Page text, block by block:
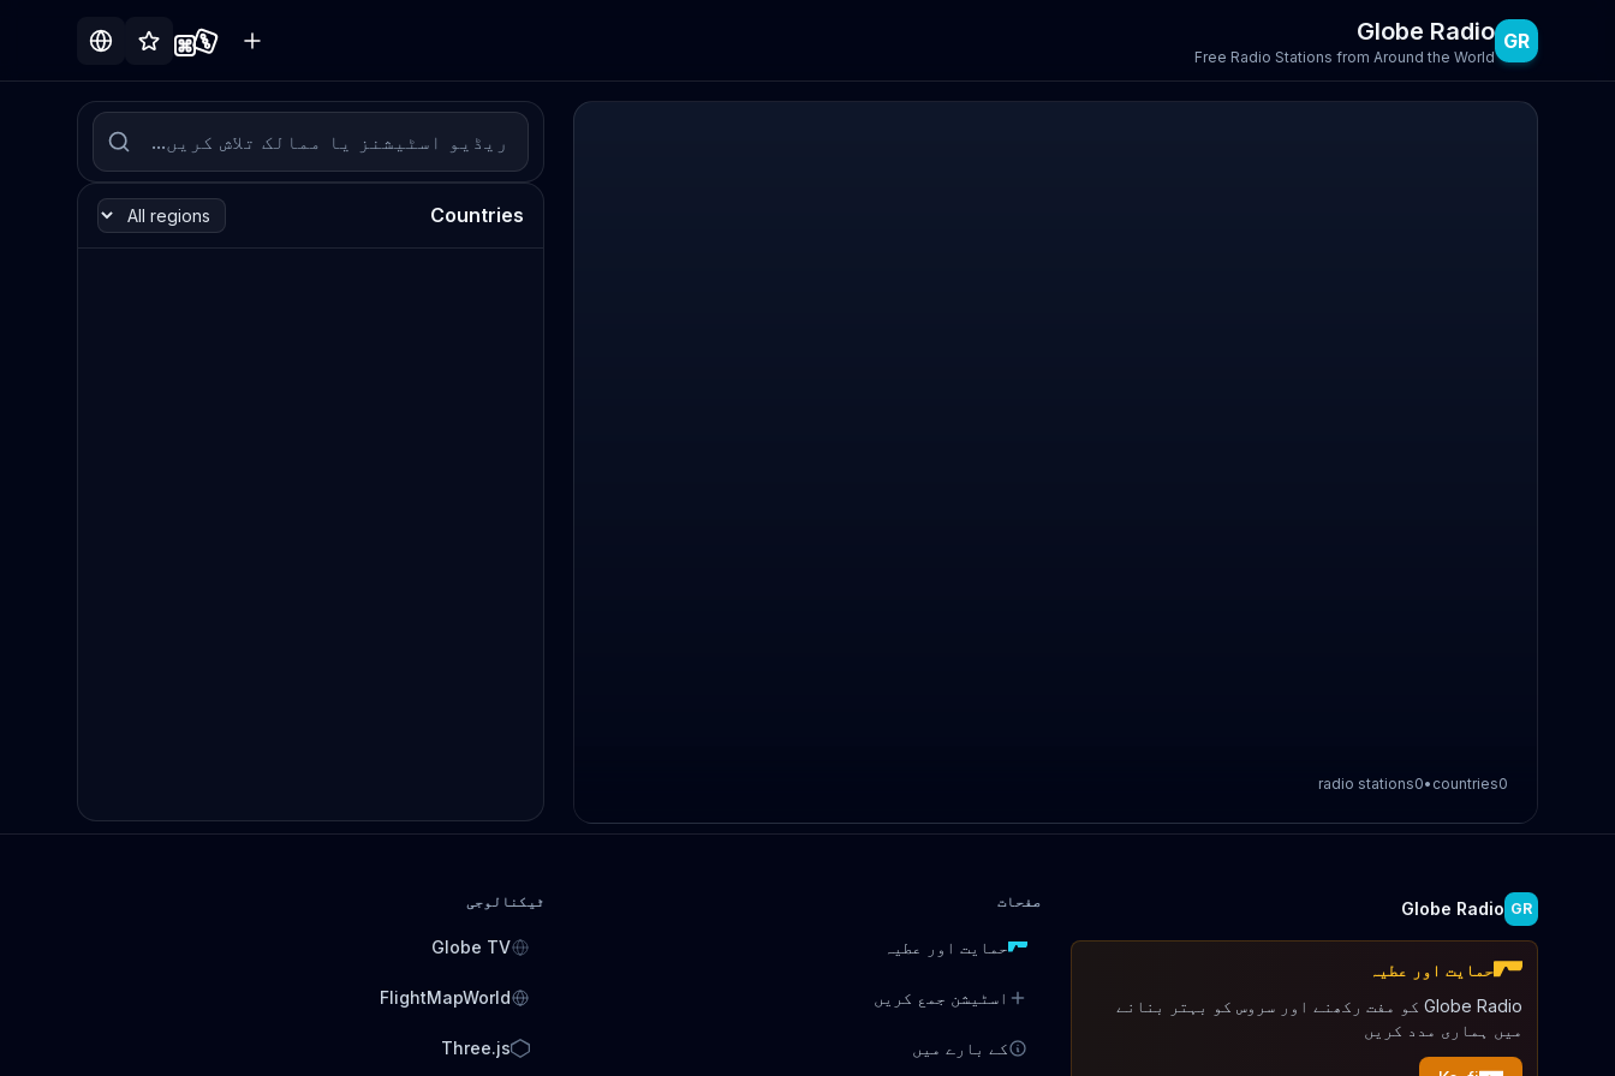
GR
Globe Radio
Free Radio Stations from Around the World
0
countries
•
0
radio stations
Countries
GR
Globe Radio
حمایت اور عطیہ
Globe Radio کو مفت رکھنے اور سروس کو بہتر بنانے
میں ہماری مدد کریں
صفحات
حمایت اور عطیہ
اسٹیشن جمع کریں
کے بارے میں
ٹیکنالوجی
Globe TV
FlightMapWorld
Three.js